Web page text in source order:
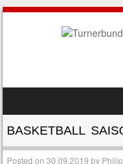
MENU
BASKETBALL
Posted on30.09.2019 by